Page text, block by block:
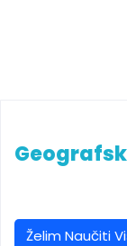
Želim Naučiti